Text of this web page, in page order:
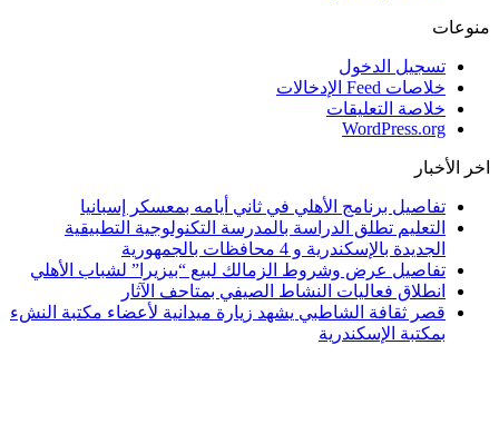
منوعات
تسجيل الدخول
خلاصات Feed الإدخالات
خلاصة التعليقات
WordPress.org
اخر الأخبار
تفاصيل برنامج الأهلي في ثاني أيامه بمعسكر إسبانيا
التعليم تطلق الدراسة بالمدرسة التكنولوجية التطبيقية
الجديدة بالإسكندرية و 4 محافظات بالجمهورية
تفاصيل عرض وشروط الزمالك لبيع “بيزيرا” لشباب الأهلي
انطلاق فعاليات النشاط الصيفي بمتاحف الآثار
قصر ثقافة الشاطبي يشهد زيارة ميدانية لأعضاء مكتبة النشء
بمكتبة الإسكندرية